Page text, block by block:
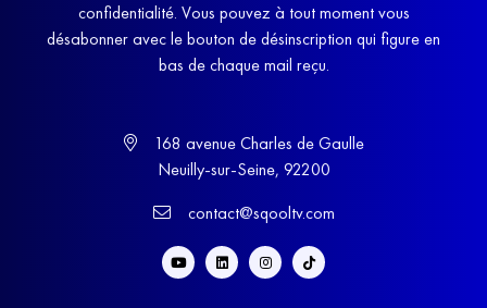
confidentialité. Vous pouvez à tout moment vous
désabonner avec le bouton de désinscription qui figure en
bas de chaque mail reçu.
168 avenue Charles de Gaulle
Neuilly-sur-Seine, 92200
contact@sqooltv.com